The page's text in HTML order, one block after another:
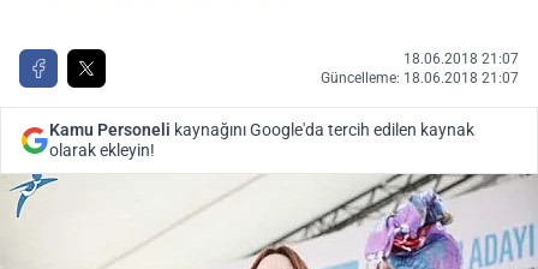
18.06.2018 21:07
Güncelleme: 18.06.2018 21:07
Kamu Personeli kaynağını Google'da tercih edilen kaynak
olarak ekleyin!